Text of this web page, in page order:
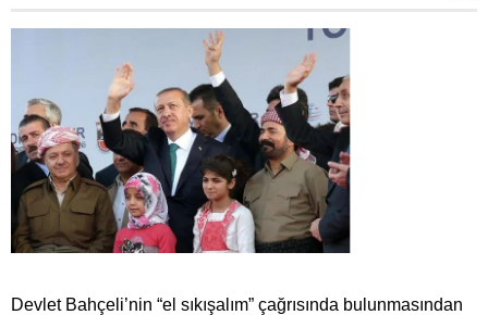
Devlet Bahçeli’nin “el sıkışalım” çağrısında bulunmasından